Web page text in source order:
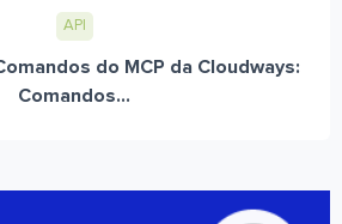
API
do MCP da Cloudways:
Comandos...